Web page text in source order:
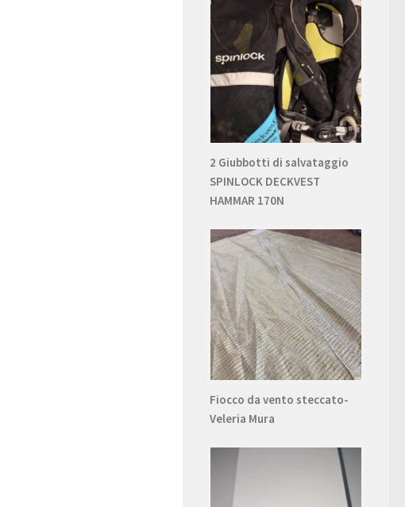
2 Giubbotti di salvataggio
SPINLOCK DECKVEST
HAMMAR 170N
Fiocco da vento steccato-
Veleria Mura